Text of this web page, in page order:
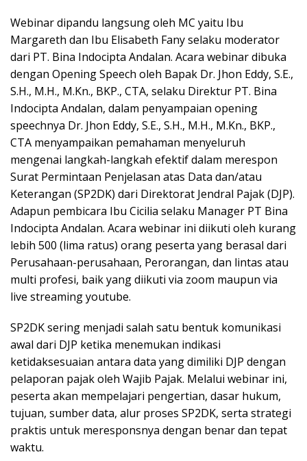
Webinar dipandu langsung oleh MC yaitu Ibu
Margareth dan Ibu Elisabeth Fany selaku moderator
dari PT. Bina Indocipta Andalan. Acara webinar dibuka
dengan Opening Speech oleh Bapak Dr. Jhon Eddy, S.E.,
S.H., M.H., M.Kn., BKP., CTA, selaku Direktur PT. Bina
Indocipta Andalan, dalam penyampaian opening
speechnya Dr. Jhon Eddy, S.E., S.H., M.H., M.Kn., BKP.,
CTA menyampaikan pemahaman menyeluruh
mengenai langkah-langkah efektif dalam merespon
Surat Permintaan Penjelasan atas Data dan/atau
Keterangan (SP2DK) dari Direktorat Jendral Pajak (DJP).
Adapun pembicara Ibu Cicilia selaku Manager PT Bina
Indocipta Andalan. Acara webinar ini diikuti oleh kurang
lebih 500 (lima ratus) orang peserta yang berasal dari
Perusahaan-perusahaan, Perorangan, dan lintas atau
multi profesi, baik yang diikuti via zoom maupun via
live streaming youtube.
SP2DK sering menjadi salah satu bentuk komunikasi
awal dari DJP ketika menemukan indikasi
ketidaksesuaian antara data yang dimiliki DJP dengan
pelaporan pajak oleh Wajib Pajak. Melalui webinar ini,
peserta akan mempelajari pengertian, dasar hukum,
tujuan, sumber data, alur proses SP2DK, serta strategi
praktis untuk meresponsnya dengan benar dan tepat
waktu.